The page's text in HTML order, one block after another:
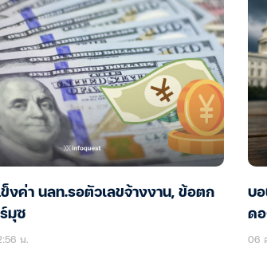
งค่า นลท.รอตัวเลขจ้างงาน, ข้อตก
มุซ
น.
บอ
ดอ
06